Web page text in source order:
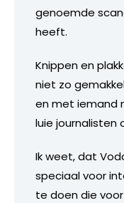
genoemde
heeft.
Knippen en
niet zo
en met iemand
luie journalisten
Ik weet, dat
speciaal voor
te doen die